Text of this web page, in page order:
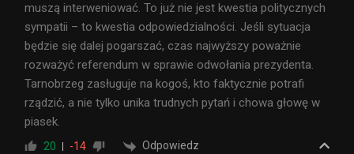
muszą interweniować. To już nie jest kwestia politycznych
sympatii – to kwestia odpowiedzialności. Jeśli sytuacja
będzie się dalej pogarszać, czas najwyższy poważnie
rozważyć referendum w sprawie odwołania prezydenta.
Tarnobrzeg zasługuje na kogoś, kto faktycznie potrafi
rządzić, a nie tylko unika trudnych pytań i chowa głowę w
piasek.
20 -14 Odpowiedz